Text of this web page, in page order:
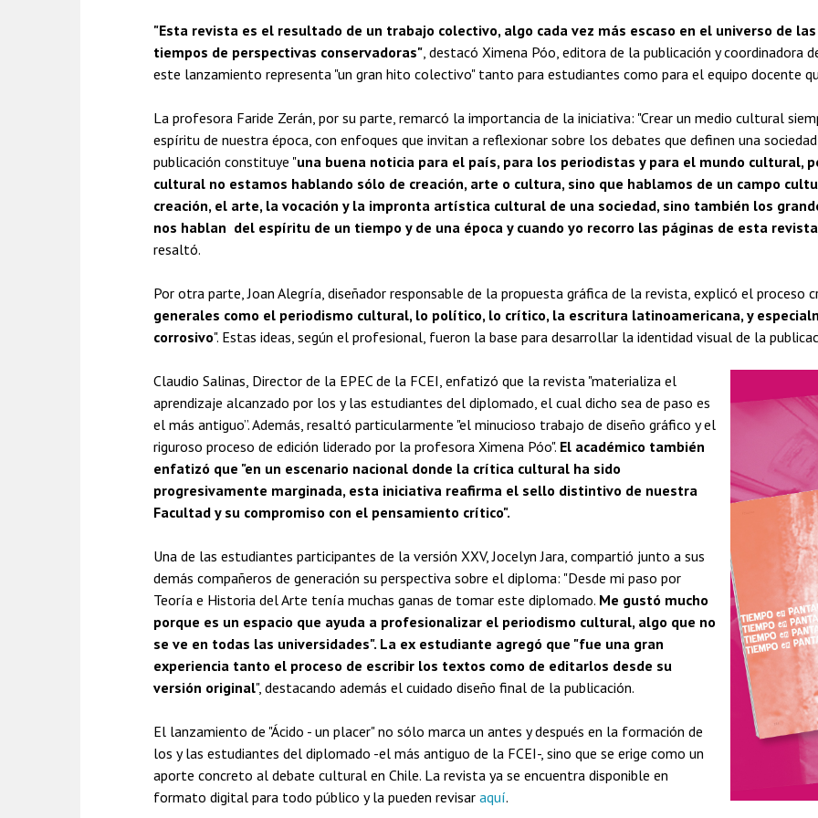
"Esta revista es el resultado de un trabajo colectivo, algo cada vez más escaso en el universo de
tiempos de perspectivas conservadoras", destacó Ximena Póo, editora de la publicación y coordinadora
este lanzamiento representa "un gran hito colectivo" tanto para estudiantes como para el equipo docente
La profesora Faride Zerán, por su parte, remarcó la importancia de la iniciativa: "Crear un medio cultural
espíritu de nuestra época, con enfoques que invitan a reflexionar sobre los debates que definen una
publicación constituye "una buena noticia para el país, para los periodistas y para el mundo cultural,
cultural no estamos hablando sólo de creación, arte o cultura, sino que hablamos de un campo
creación, el arte, la vocación y la impronta artística cultural de una sociedad, sino también los
nos hablan del espíritu de un tiempo y de una época y cuando yo recorro las páginas de esta
resaltó.
Por otra parte, Joan Alegría, diseñador responsable de la propuesta gráfica de la revista, explicó el proceso
generales como el periodismo cultural, lo político, lo crítico, la escritura latinoamericana, y
corrosivo". Estas ideas, según el profesional, fueron la base para desarrollar la identidad visual de la
Claudio Salinas, Director de la EPEC de la FCEI, enfatizó que la revista "materializa el
aprendizaje alcanzado por los y las estudiantes del diplomado, el cual dicho sea de paso es
el más antiguo”. Además, resaltó particularmente "el minucioso trabajo de diseño gráfico y el
riguroso proceso de edición liderado por la profesora Ximena Póo". El académico también
enfatizó que "en un escenario nacional donde la crítica cultural ha sido
progresivamente marginada, esta iniciativa reafirma el sello distintivo de nuestra
Facultad y su compromiso con el pensamiento crítico".
Una de las estudiantes participantes de la versión XXV, Jocelyn Jara, compartió junto a sus
demás compañeros de generación su perspectiva sobre el diploma: "Desde mi paso por
Teoría e Historia del Arte tenía muchas ganas de tomar este diplomado. Me gustó mucho
porque es un espacio que ayuda a profesionalizar el periodismo cultural, algo que no
se ve en todas las universidades". La ex estudiante agregó que "fue una gran
experiencia tanto el proceso de escribir los textos como de editarlos desde su
versión original", destacando además el cuidado diseño final de la publicación.
El lanzamiento de "Ácido - un placer" no sólo marca un antes y después en la formación de
los y las estudiantes del diplomado -el más antiguo de la FCEI-, sino que se erige como un
aporte concreto al debate cultural en Chile. La revista ya se encuentra disponible en
formato digital para todo público y la pueden revisar aquí.